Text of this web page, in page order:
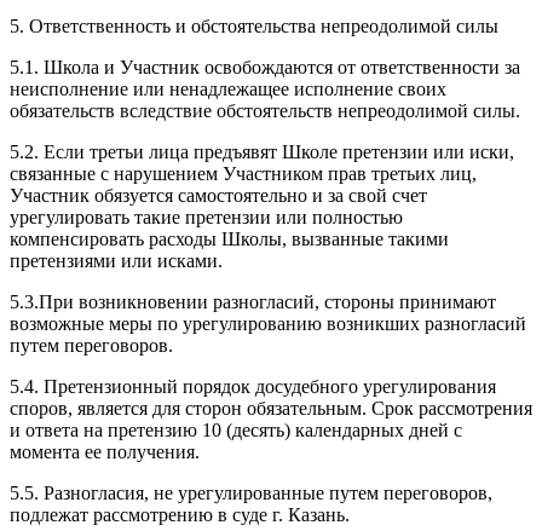
5. Ответственность и обстоятельства непреодолимой силы
5.1. Школа и Участник освобождаются от ответственности за
неисполнение или ненадлежащее исполнение своих
обязательств вследствие обстоятельств непреодолимой силы.
5.2. Если третьи лица предъявят Школе претензии или иски,
связанные с нарушением Участником прав третьих лиц,
Участник обязуется самостоятельно и за свой счет
урегулировать такие претензии или полностью
компенсировать расходы Школы, вызванные такими
претензиями или исками.
5.3.При возникновении разногласий, стороны принимают
возможные меры по урегулированию возникших разногласий
путем переговоров.
5.4. Претензионный порядок досудебного урегулирования
споров, является для сторон обязательным. Срок рассмотрения
и ответа на претензию 10 (десять) календарных дней с
момента ее получения.
5.5. Разногласия, не урегулированные путем переговоров,
подлежат рассмотрению в суде г. Казань.